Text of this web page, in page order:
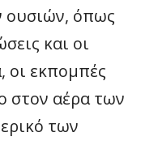
ουσιών, όπως
και οι
οι εκπομπές
στον αέρα των
των